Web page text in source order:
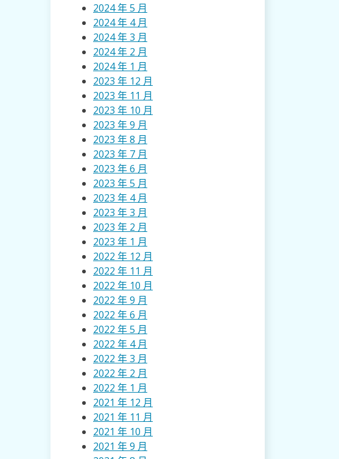
2024 年 5 月
2024 年 4 月
2024 年 3 月
2024 年 2 月
2024 年 1 月
2023 年 12 月
2023 年 11 月
2023 年 10 月
2023 年 9 月
2023 年 8 月
2023 年 7 月
2023 年 6 月
2023 年 5 月
2023 年 4 月
2023 年 3 月
2023 年 2 月
2023 年 1 月
2022 年 12 月
2022 年 11 月
2022 年 10 月
2022 年 9 月
2022 年 6 月
2022 年 5 月
2022 年 4 月
2022 年 3 月
2022 年 2 月
2022 年 1 月
2021 年 12 月
2021 年 11 月
2021 年 10 月
2021 年 9 月